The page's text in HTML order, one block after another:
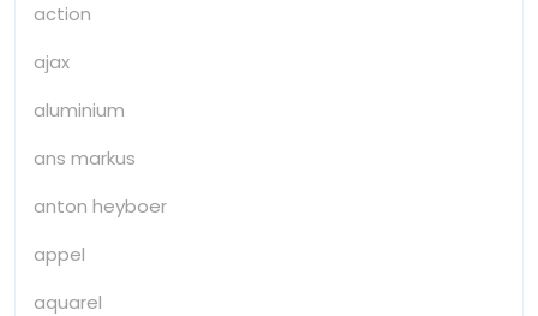
action
ajax
aluminium
ans markus
anton heyboer
appel
aquarel